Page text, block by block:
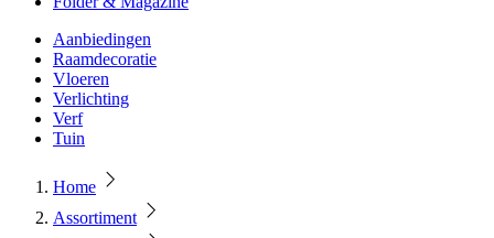
Aanbiedingen
Raamdecoratie
Vloeren
Verlichting
Verf
Tuin
Home
Assortiment